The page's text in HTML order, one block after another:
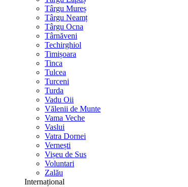
Târgu Mureș
Târgu Neamț
Târgu Ocna
Târnăveni
Techirghiol
Timișoara
Tinca
Tulcea
Turceni
Turda
Vadu Oii
Vălenii de Munte
Vama Veche
Vaslui
Vatra Dornei
Vernești
Vișeu de Sus
Voluntari
Zalău
Internațional